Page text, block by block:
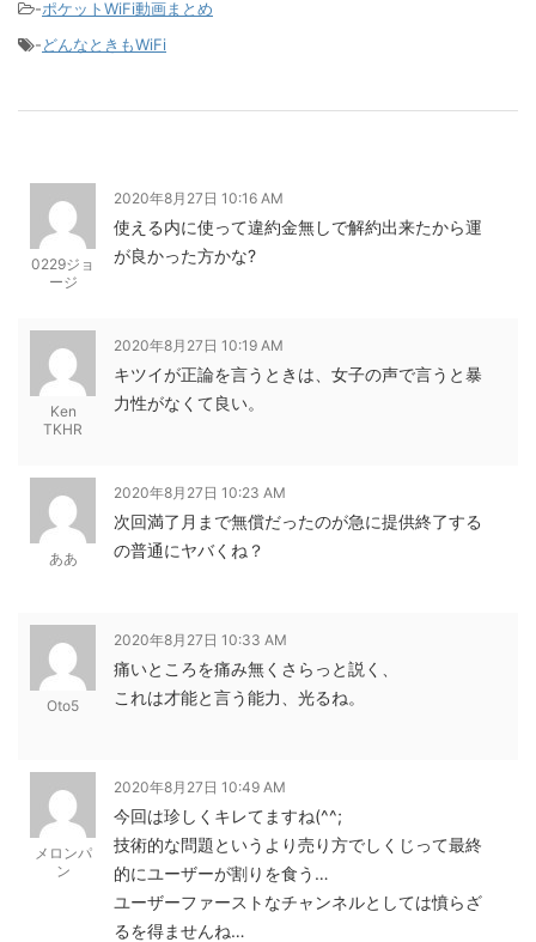
-ポケットWiFi動画まとめ
-どんなときもWiFi
0229ジョ
ージ
2020年8月27日 10:16 AM
使える内に使って違約金無しで解約出来たから運
が良かった方かな?
Ken
TKHR
2020年8月27日 10:19 AM
キツイが正論を言うときは、女子の声で言うと暴
力性がなくて良い。
ああ
2020年8月27日 10:23 AM
次回満了月まで無償だったのが急に提供終了する
の普通にヤバくね？
Oto5
2020年8月27日 10:33 AM
痛いところを痛み無くさらっと説く、
これは才能と言う能力、光るね。
メロンパ
ン
2020年8月27日 10:49 AM
今回は珍しくキレてますね(^^;
技術的な問題というより売り方でしくじって最終
的にユーザーが割りを食う…
ユーザーファーストなチャンネルとしては憤らざ
るを得ませんね…